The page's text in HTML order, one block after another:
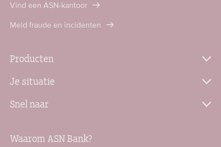
Vind een ASN-kantoor
Meld fraude en incidenten
Producten
Je situatie
Snel naar
Waarom ASN Bank?